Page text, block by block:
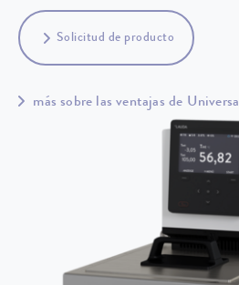
Solicitud de producto
más sobre las ventajas de Universa